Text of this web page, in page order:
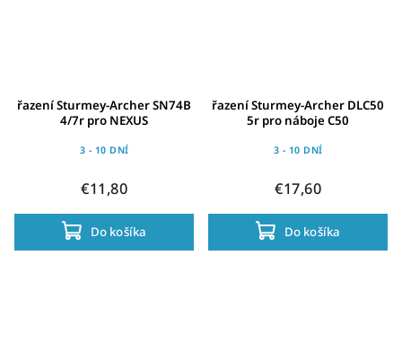
řazení Sturmey-Archer SN74B
4/7r pro NEXUS
3 - 10 DNÍ
€11,80
Do košíka
řazení Sturmey-Archer DLC50
5r pro náboje C50
3 - 10 DNÍ
€17,60
Do košíka